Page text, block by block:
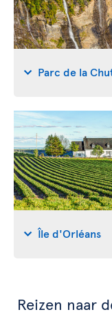
Parc de la
Île d'Orléans
Reizen naar